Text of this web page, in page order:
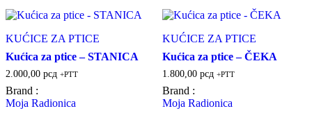
KUĆICE ZA PTICE
Kućica za ptice – STANICA
2.000,00 рсд +PTT
Brand :
Moja Radionica
KUĆICE ZA PTICE
Kućica za ptice – ČEKA
1.800,00 рсд +PTT
Brand :
Moja Radionica